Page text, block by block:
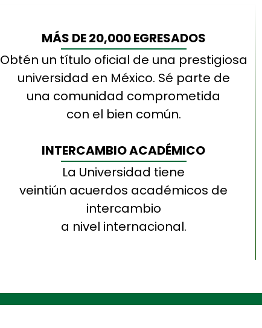
MÁS DE 20,000 EGRESADOS
Obtén un título oficial de una prestigiosa
universidad en México. Sé parte de
una comunidad comprometida
con el bien común.
INTERCAMBIO ACADÉMICO
La Universidad tiene
veintiún acuerdos académicos de
intercambio
a nivel internacional.